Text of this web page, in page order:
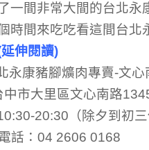
一間非常大間的台北永
時間來吃吃看這間台
伸閱讀)
永康豬腳爌肉專賣-文心
中市大里區文心南路
20:30（除夕到初三
話：04 2606 0168